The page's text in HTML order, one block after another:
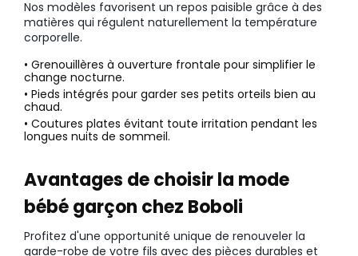
Nos modèles favorisent un repos paisible grâce à des
matières qui régulent naturellement la température
corporelle.
• Grenouillères à ouverture frontale pour simplifier le
change nocturne.
• Pieds intégrés pour garder ses petits orteils bien au
chaud.
• Coutures plates évitant toute irritation pendant les
longues nuits de sommeil.
Avantages de choisir la mode
bébé garçon chez Boboli
Profitez d'une opportunité unique de renouveler la
garde-robe de votre fils avec des pièces durables et